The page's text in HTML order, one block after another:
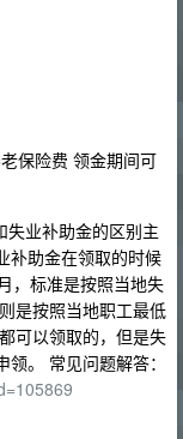
保险费 领金期间可
失业补助金的区别主
补助金在领取的时候
，标准是按照当地失
是按照当地职工最低
可以领取的，但是失
。 常见问题解答：